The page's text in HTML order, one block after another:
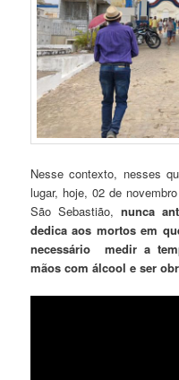
Nesse contexto, nesses
lugar, hoje, 02 de
São Sebastião, nunca
dedica aos mortos em
necessário medir a
mãos com álcool e ser